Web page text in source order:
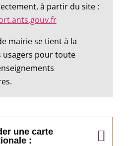
à partir du site :
mairie se tient à la
usagers pour toute
une carte
: